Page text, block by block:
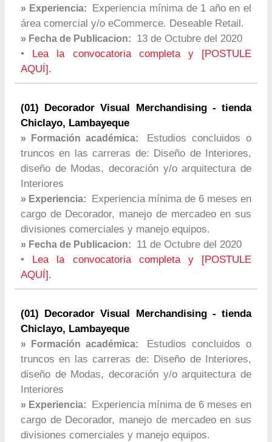
» Experiencia:
Experiencia mínima de 1 año en el
área comercial y/o eCommerce. Deseable Retail.
» Fecha de Publicacion:
13 de Octubre del 2020
•
Lea la convocatoria completa y [POSTULE
AQUÍ].
(01) Decorador Visual Merchandising - tienda
Chiclayo, Lambayeque
» Formación académica:
Estudios concluidos o
truncos en las carreras de: Diseño de Interiores,
diseño de Modas, decoración y/o arquitectura de
Interiores
» Experiencia:
Experiencia mínima de 6 meses en
cargo de Decorador, manejo de mercadeo en sus
divisiones comerciales y manejo equipos.
» Fecha de Publicacion:
11 de Octubre del 2020
•
Lea la convocatoria completa y [POSTULE
AQUÍ].
(01) Decorador Visual Merchandising - tienda
Chiclayo, Lambayeque
» Formación académica:
Estudios concluidos o
truncos en las carreras de: Diseño de Interiores,
diseño de Modas, decoración y/o arquitectura de
Interiores
» Experiencia:
Experiencia mínima de 6 meses en
cargo de Decorador, manejo de mercadeo en sus
divisiones comerciales y manejo equipos.